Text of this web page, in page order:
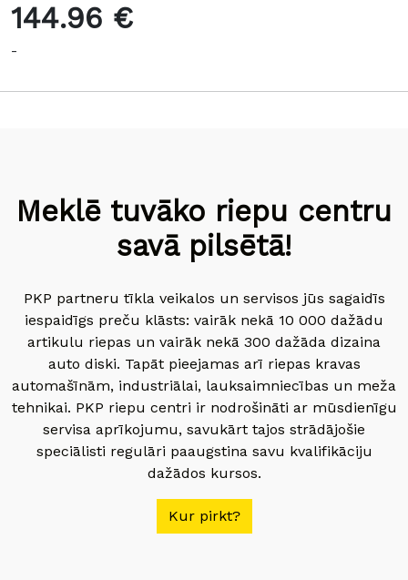
144.96 €
-
Meklē tuvāko riepu centru
savā pilsētā!
PKP partneru tīkla veikalos un servisos jūs sagaidīs
iespaidīgs preču klāsts: vairāk nekā 10 000 dažādu
artikulu riepas un vairāk nekā 300 dažāda dizaina
auto diski. Tapāt pieejamas arī riepas kravas
automašīnām, industriālai, lauksaimniecības un meža
tehnikai. PKP riepu centri ir nodrošināti ar mūsdienīgu
servisa aprīkojumu, savukārt tajos strādājošie
speciālisti regulāri paaugstina savu kvalifikāciju
dažādos kursos.
Kur pirkt?